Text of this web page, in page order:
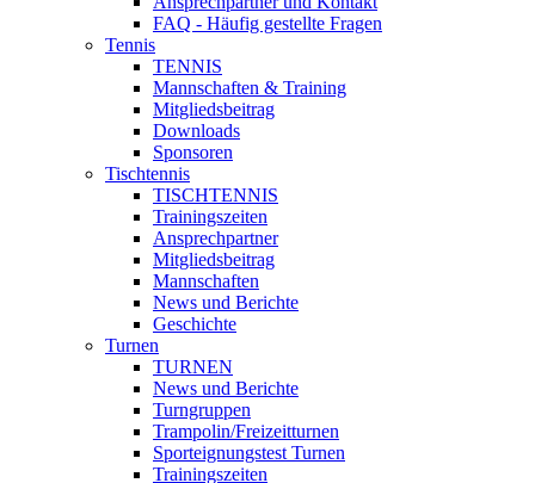
FAQ - Häufig gestellte Fragen
Tennis
TENNIS
Mannschaften & Training
Mitgliedsbeitrag
Downloads
Sponsoren
Tischtennis
TISCHTENNIS
Trainingszeiten
Ansprechpartner
Mitgliedsbeitrag
Mannschaften
News und Berichte
Geschichte
Turnen
TURNEN
News und Berichte
Turngruppen
Trampolin/Freizeitturnen
Sporteignungstest Turnen
Trainingszeiten